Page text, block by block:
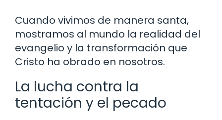
Cuando vivimos de manera santa,
mostramos al mundo la realidad del
evangelio y la transformación que
Cristo ha obrado en nosotros.
La lucha contra la
tentación y el pecado